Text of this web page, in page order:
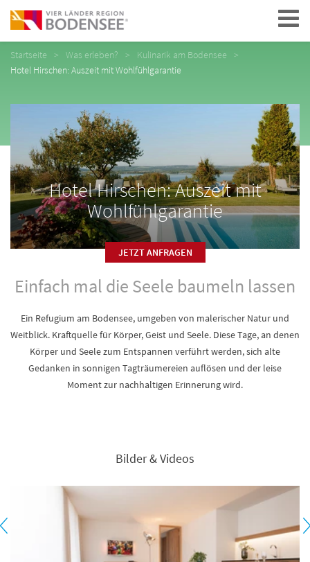
Navigation
Startseite Was erleben?
Kulinarik am Bodensee
Hotel Hirschen: Auszeit mit Wohlfühlgarantie
Hotel Hirschen: Auszeit mit
Wohlfühlgarantie
JETZT ANFRAGEN
Einfach mal die Seele baumeln lassen
Ein Refugium am Bodensee, umgeben von malerischer Natur und
Weitblick. Kraftquelle für Körper, Geist und Seele. Diese Tage, an denen
Körper und Seele zum Entspannen verführt werden, sich alte
Gedanken in sonnigen Tagträumereien auflösen und der leise
Moment zur nachhaltigen Erinnerung wird.
Bilder & Videos